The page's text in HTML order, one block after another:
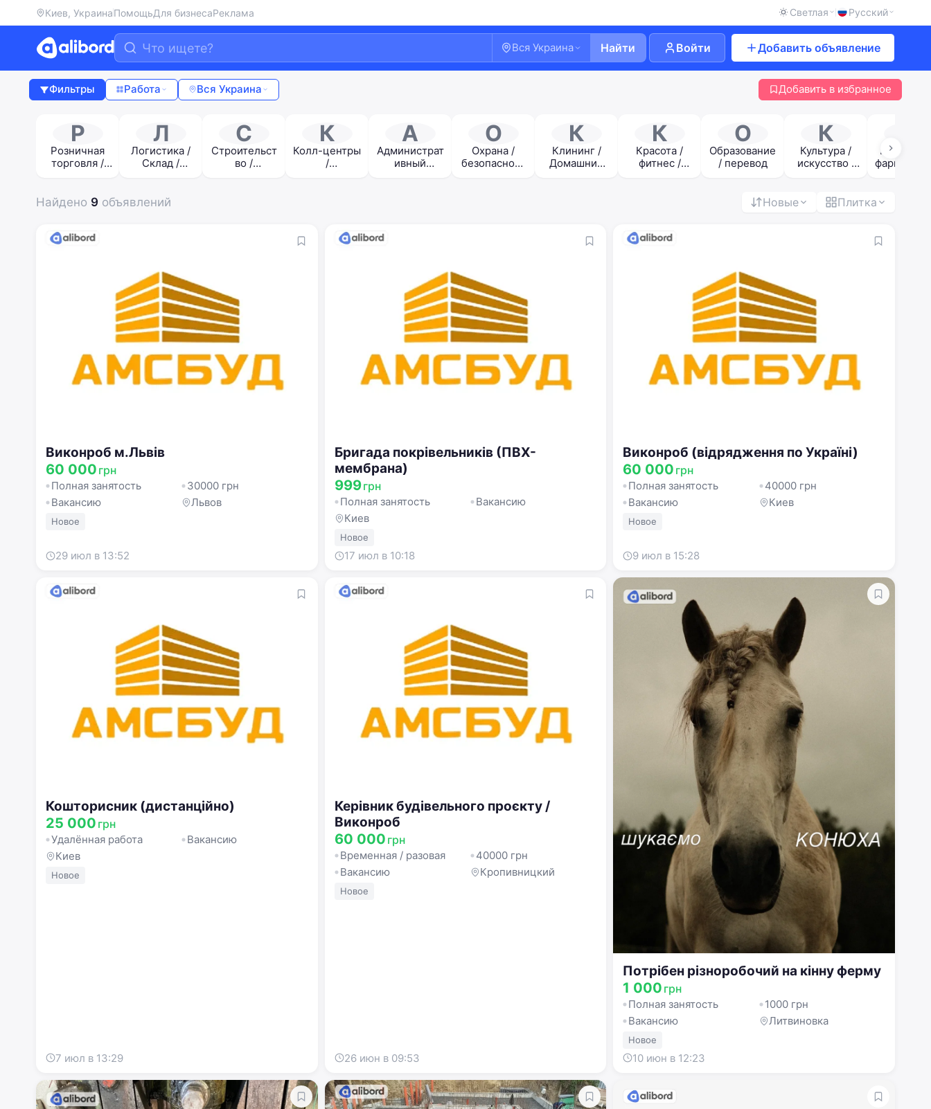
Киев, УкраинаПомощьДля бизнесаРеклама Светлая Русский
Вся Украина Найти Войти Добавить объявление
Фильтры Работа Вся Украина Добавить в избранное
Р
Розничная
торговля /
Л
Логистика /
Склад /
С
Строительст
во /
К
Колл-центры
/
А
Администрат
ивный
О
Охрана /
безопасност
К
Клининг /
Домашний
К
Красота /
фитнес /
О
Образование
/ перевод
К
Культура /
искусство /
Найдено 9 объявлений Новые Плитка
Виконроб м.Львів
60 000 грн
Полная занятость
30000 грн
Вакансию
Львов
Новое
29 июл в 13:52
Бригада покрівельників (ПВХ-
мембрана)
999грн
Полная занятость
Вакансию
Киев
Новое
17 июл в 10:18
Виконроб (відрядження по Україні)
60 000 грн
Полная занятость
40000 грн
Вакансию
Киев
Новое
9 июл в 15:28
Кошторисник (дистанційно)
25 000 грн
Удалённая работа
Вакансию
Киев
Новое
7 июл в 13:29
Керівник будівельного проєкту /
Виконроб
60 000 грн
Временная / разовая
40000 грн
Вакансию
Кропивницкий
Новое
26 июн в 09:53
Потрібен різноробочий на кінну ферму
1 000 грн
Полная занятость
1000 грн
Вакансию
Литвиновка
Новое
10 июн в 12:23
Войдите или создайте аккаунт
Google
Войти